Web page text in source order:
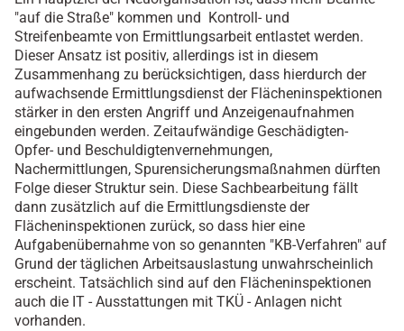
"auf die Straße" kommen und Kontroll- und
Streifenbeamte von Ermittlungsarbeit entlastet werden.
Dieser Ansatz ist positiv, allerdings ist in diesem
Zusammenhang zu berücksichtigen, dass hierdurch der
aufwachsende Ermittlungsdienst der Flächeninspektionen
stärker in den ersten Angriff und Anzeigenaufnahmen
eingebunden werden. Zeitaufwändige Geschädigten-
Opfer- und Beschuldigtenvernehmungen,
Nachermittlungen, Spurensicherungsmaßnahmen dürften
Folge dieser Struktur sein. Diese Sachbearbeitung fällt
dann zusätzlich auf die Ermittlungsdienste der
Flächeninspektionen zurück, so dass hier eine
Aufgabenübernahme von so genannten "KB-Verfahren" auf
Grund der täglichen Arbeitsauslastung unwahrscheinlich
erscheint. Tatsächlich sind auf den Flächeninspektionen
auch die IT - Ausstattungen mit TKÜ - Anlagen nicht
vorhanden.